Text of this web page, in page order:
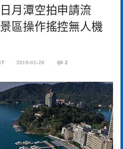
月潭空拍申請流
區操作搖控無人機
2019-01-26 2